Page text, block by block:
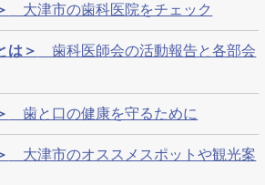
大津市の歯科医院をチェック
は＞
歯科医師会の活動報告と各部会
歯と口の健康を守るために
大津市のオススメスポットや観光案